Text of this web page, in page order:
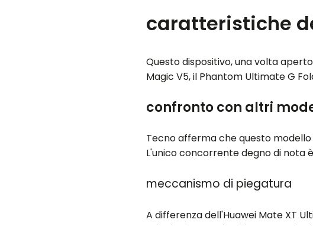
caratteristiche
Questo dispositivo, una volta
Magic V5, il Phantom Ultimate G
confronto con altri
Tecno afferma che questo
L'unico concorrente degno di nota
meccanismo di piegatura
A differenza dell'Huawei Mate XT